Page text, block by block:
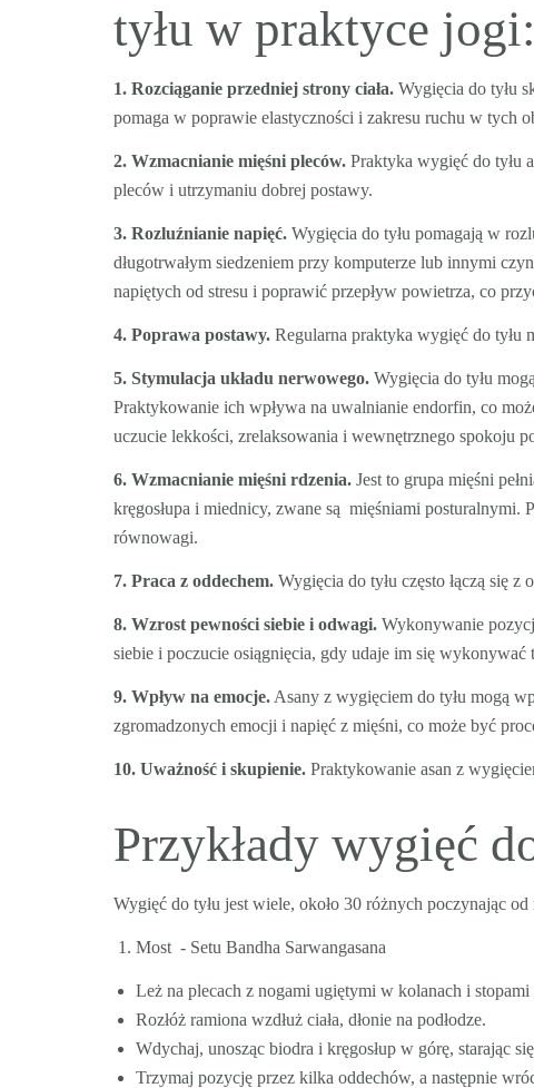
tyłu w praktyce jogi:
1. Rozciąganie przedniej strony ciała. Wygięcia do tyłu
pomaga w poprawie elastyczności i zakresu ruchu w tych
2. Wzmacnianie mięśni pleców. Praktyka wygięć do tyłu
pleców i utrzymaniu dobrej postawy.
3. Rozluźnianie napięć. Wygięcia do tyłu pomagają w
długotrwałym siedzeniem przy komputerze lub innymi
napiętych od stresu i poprawić przepływ powietrza, co
4. Poprawa postawy. Regularna praktyka wygięć do
5. Stymulacja układu nerwowego. Wygięcia do tyłu
Praktykowanie ich wpływa na uwalnianie endorfin, co
uczucie lekkości, zrelaksowania i wewnętrznego spokoju
6. Wzmacnianie mięśni rdzenia. Jest to grupa mięśni
kręgosłupa i miednicy, zwane są mięśniami posturalnymi.
równowagi.
7. Praca z oddechem. Wygięcia do tyłu często łączą się
8. Wzrost pewności siebie i odwagi. Wykonywanie
siebie i poczucie osiągnięcia, gdy udaje im się wykonywać
9. Wpływ na emocje. Asany z wygięciem do tyłu mogą
zgromadzonych emocji i napięć z mięśni, co może być
10. Uważność i skupienie. Praktykowanie asan z
Przykłady wygięć
Wygięć do tyłu jest wiele, około 30 różnych poczynając
Most - Setu Bandha Sarwangasana
Leż na plecach z nogami ugiętymi w kolanach i stopami
Rozłóż ramiona wzdłuż ciała, dłonie na podłodze.
Wdychaj, unosząc biodra i kręgosłup w górę, starając
Trzymaj pozycję przez kilka oddechów, a następnie